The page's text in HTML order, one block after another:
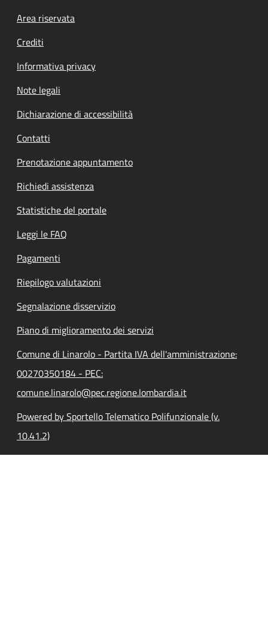
Footer menu
Area riservata
Crediti
Informativa privacy
Note legali
Dichiarazione di accessibilità
Contatti
Prenotazione appuntamento
Richiedi assistenza
Statistiche del portale
Leggi le FAQ
Pagamenti
Riepilogo valutazioni
Segnalazione disservizio
Piano di miglioramento dei servizi
Comune di Linarolo - Partita IVA dell'amministrazione:
00270350184 - PEC:
comune.linarolo@pec.regione.lombardia.it
Powered by Sportello Telematico Polifunzionale (v.
10.41.2)